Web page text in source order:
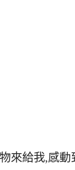
來給我,感